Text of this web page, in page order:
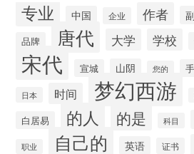
专业 中国 企业 作者
品牌 唐代 大学 学校
宋代 宣城 山阴 您的
日本 时间 梦幻西游
白居易 的人 的是 科目
职业 自己的 英语 证书